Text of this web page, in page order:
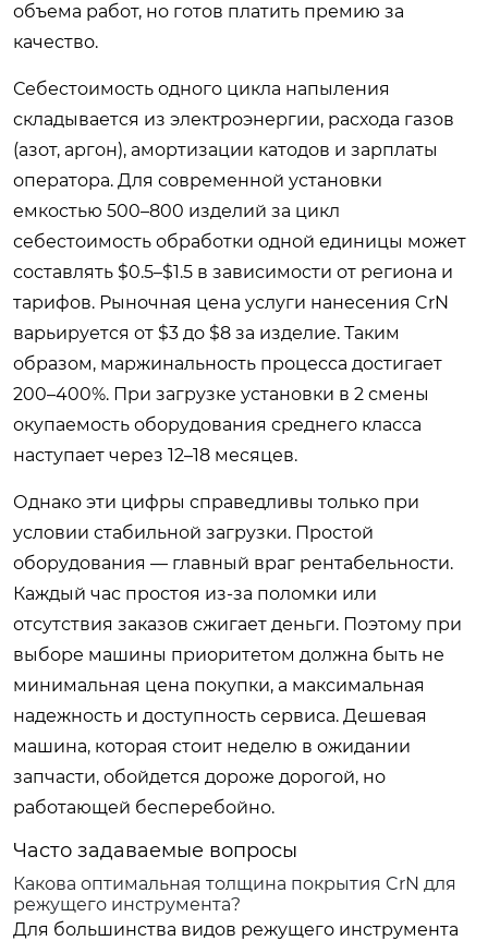
объема работ, но готов платить премию за
качество.
Себестоимость одного цикла напыления
складывается из электроэнергии, расхода газов
(азот, аргон), амортизации катодов и зарплаты
оператора. Для современной установки
емкостью 500–800 изделий за цикл
себестоимость обработки одной единицы может
составлять $0.5–$1.5 в зависимости от региона и
тарифов. Рыночная цена услуги нанесения CrN
варьируется от $3 до $8 за изделие. Таким
образом, маржинальность процесса достигает
200–400%. При загрузке установки в 2 смены
окупаемость оборудования среднего класса
наступает через 12–18 месяцев.
Однако эти цифры справедливы только при
условии стабильной загрузки. Простой
оборудования — главный враг рентабельности.
Каждый час простоя из-за поломки или
отсутствия заказов сжигает деньги. Поэтому при
выборе машины приоритетом должна быть не
минимальная цена покупки, а максимальная
надежность и доступность сервиса. Дешевая
машина, которая стоит неделю в ожидании
запчасти, обойдется дороже дорогой, но
работающей бесперебойно.
Часто задаваемые вопросы
Какова оптимальная толщина покрытия CrN для
режущего инструмента?
Для большинства видов режущего инструмента